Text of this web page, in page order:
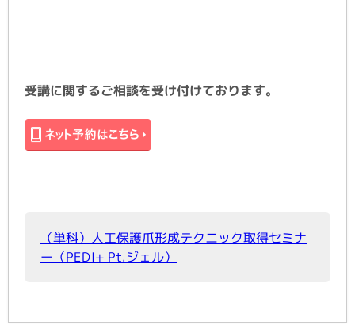
受講に関するご相談を受け付けております。
（単科）人工保護爪形成テクニック取得セミナ
ー（PEDI+ Pt.ジェル）